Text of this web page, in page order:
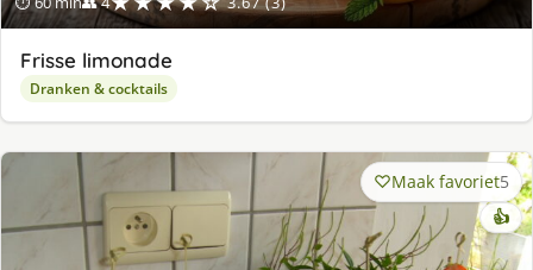
Frisse limonade
Dranken & cocktails
Maak favoriet5
👍